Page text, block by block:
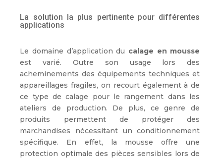
La solution la plus pertinente pour différentes
applications
Le domaine d’application du calage en mousse
est varié. Outre son usage lors des
acheminements des équipements techniques et
appareillages fragiles, on recourt également à de
ce type de calage pour le rangement dans les
ateliers de production. De plus, ce genre de
produits permettent de protéger des
marchandises nécessitant un conditionnement
spécifique. En effet, la mousse offre une
protection optimale des pièces sensibles lors de